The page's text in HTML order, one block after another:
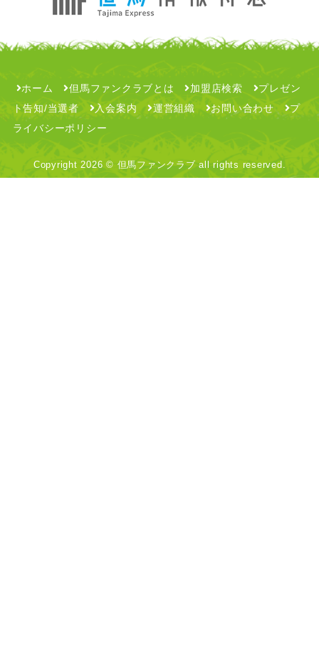
ホーム 但馬ファンクラブとは 加盟店検索
プレゼン
ト告知/当選者
入会案内 運営組織 お問い合わせ
プ
ライバシーポリシー
Copyright2026 © 但馬ファンクラブ all rights reserved.